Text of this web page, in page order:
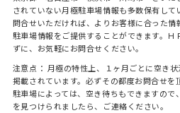
されていない月極駐車場情報も多数保有し
問合せいただければ、よりお客様に合った
駐車場情報をご提供することができます。
ずに、お気軽にお問合せください。
注意点： 月極の特性上、１ヶ月ごとに空き
掲載されています。必ずその都度お問合せを
駐車場によっては、空き待ちもできますの
を見つけられましたら、ご連絡ください。